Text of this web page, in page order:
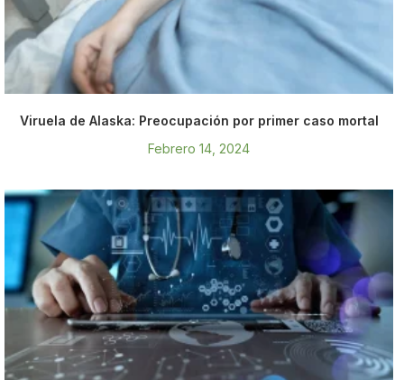
Viruela de Alaska: Preocupación por primer caso mortal
Febrero 14, 2024